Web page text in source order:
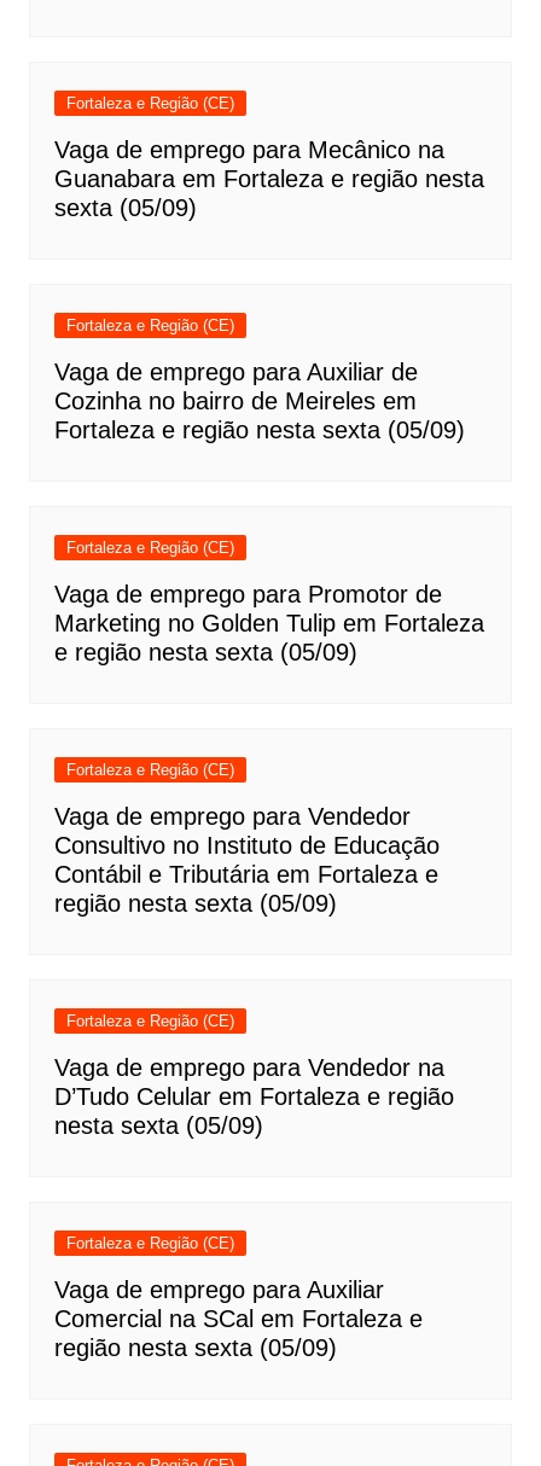
Fortaleza e Região (CE)
Vaga de emprego para Mecânico na
Guanabara em Fortaleza e região nesta
sexta (05/09)
Fortaleza e Região (CE)
Vaga de emprego para Auxiliar de
Cozinha no bairro de Meireles em
Fortaleza e região nesta sexta (05/09)
Fortaleza e Região (CE)
Vaga de emprego para Promotor de
Marketing no Golden Tulip em Fortaleza
e região nesta sexta (05/09)
Fortaleza e Região (CE)
Vaga de emprego para Vendedor
Consultivo no Instituto de Educação
Contábil e Tributária em Fortaleza e
região nesta sexta (05/09)
Fortaleza e Região (CE)
Vaga de emprego para Vendedor na
D’Tudo Celular em Fortaleza e região
nesta sexta (05/09)
Fortaleza e Região (CE)
Vaga de emprego para Auxiliar
Comercial na SCal em Fortaleza e
região nesta sexta (05/09)